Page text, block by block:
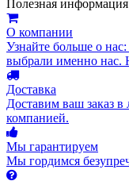
Полезная информация
О компании
Узнайте больше о
выбрали именно нас.
Доставка
Доставим ваш заказ
компанией.
Мы гарантируем
Мы гордимся